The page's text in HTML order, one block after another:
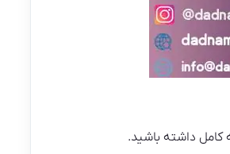
کامل داشته باشید.